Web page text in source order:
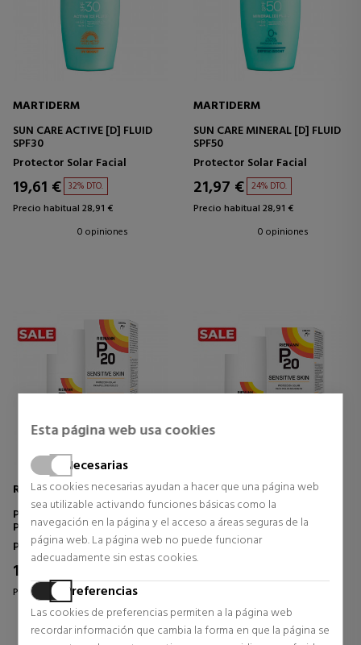
Esta página web usa cookies
Necesarias
Las cookies necesarias ayudan a hacer que una página web
sea utilizable activando funciones básicas como la
navegación en la página y el acceso a áreas seguras de la
página web. La página web no puede funcionar
adecuadamente sin estas cookies.
Preferencias
Las cookies de preferencias permiten a la página web
recordar información que cambia la forma en que la página se
MARTIDERM
SUN CARE ACTIVE [D] FLUID
SPF30
Protector Solar Facial
19,61 € 32% DTO.
Precio habitual 28,91 €
0 opiniones
MARTIDERM
SUN CARE MINERAL [D] FLUID
SPF50
Protector Solar Facial
21,97 € 24% DTO.
Precio habitual 28,91 €
0 opiniones
RIEMANN
P20 SENSITIVE SKIN
PROTECTOR SOLAR SPF30
Protector Solar Cuerpo
18,95 €
Precio habitual 35,70 €
2 opiniones
RIEMANN
P20 SENSITIVE SKIN
PROTECTOR SOLAR SPF50+
Protector Solar Cuerpo
2 opiniones